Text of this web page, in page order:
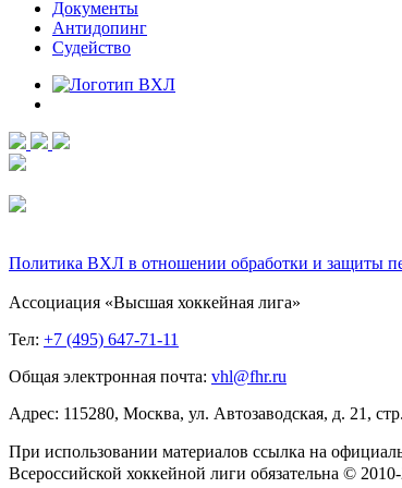
Документы
Антидопинг
Судейство
Политика ВХЛ в отношении обработки и защиты
Ассоциация «Высшая хоккейная лига»
Тел: +7 (495) 647-71-11
Общая электронная почта: vhl@fhr.ru
Адрес: 115280, Москва, ул. Автозаводская, д. 21,
При использовании материалов ссылка на
Всероссийской хоккейной лиги обязательна ©